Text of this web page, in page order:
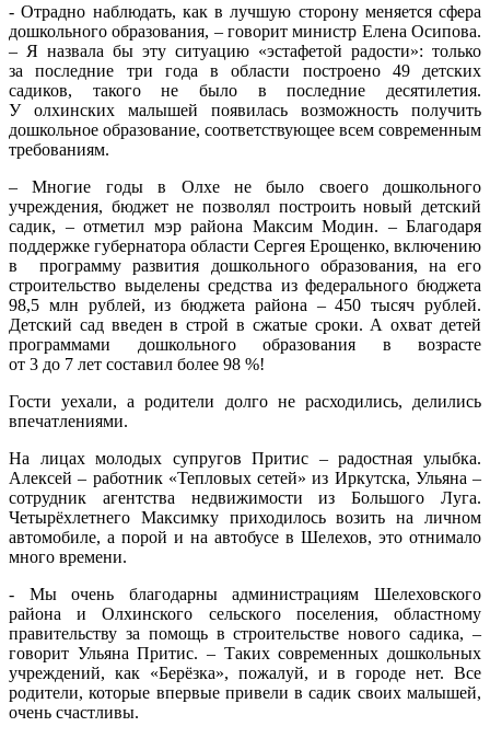
- Отрадно наблюдать, как в лучшую сторону меняется сфера
дошкольного образования, – говорит министр Елена Осипова.
– Я назвала бы эту ситуацию «эстафетой радости»: только
за последние три года в области построено 49 детских
садиков, такого не было в последние десятилетия.
У олхинских малышей появилась возможность получить
дошкольное образование, соответствующее всем современным
требованиям.
– Многие годы в Олхе не было своего дошкольного
учреждения, бюджет не позволял построить новый детский
садик, – отметил мэр района Максим Модин. – Благодаря
поддержке губернатора области Сергея Ерощенко, включению
в программу развития дошкольного образования, на его
строительство выделены средства из федерального бюджета
98,5 млн рублей, из бюджета района – 450 тысяч рублей.
Детский сад введен в строй в сжатые сроки. А охват детей
программами дошкольного образования в возрасте
от 3 до 7 лет составил более 98 %!
Гости уехали, а родители долго не расходились, делились
впечатлениями.
На лицах молодых супругов Притис – радостная улыбка.
Алексей – работник «Тепловых сетей» из Иркутска, Ульяна –
сотрудник агентства недвижимости из Большого Луга.
Четырёхлетнего Максимку приходилось возить на личном
автомобиле, а порой и на автобусе в Шелехов, это отнимало
много времени.
- Мы очень благодарны администрациям Шелеховского
района и Олхинского сельского поселения, областному
правительству за помощь в строительстве нового садика, –
говорит Ульяна Притис. – Таких современных дошкольных
учреждений, как «Берёзка», пожалуй, и в городе нет. Все
родители, которые впервые привели в садик своих малышей,
очень счастливы.